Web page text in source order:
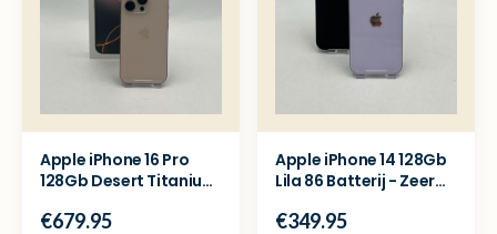
Apple iPhone 16 Pro
128Gb Desert Titanium
€679.95
Apple iPhone 14 128Gb
Lila 86 Batterij - Zeer
€349.95